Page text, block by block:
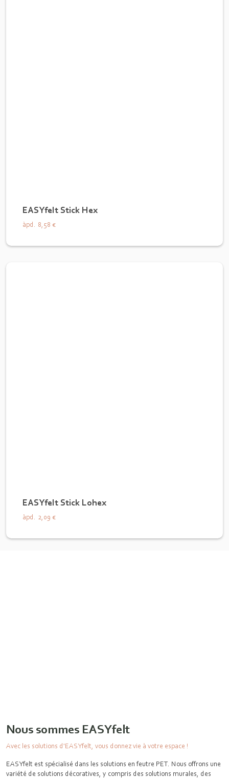
EASYfelt Stick Hex
àpd. 8,58 €
EASYfelt Stick Lohex
àpd. 2,09 €
Nous sommes EASYfelt
Avec les solutions d'EASYfelt, vous donnez vie à votre espace !
EASYfelt est spécialisé dans les solutions en feutre PET. Nous offrons une
variété de solutions décoratives, y compris des solutions murales, des